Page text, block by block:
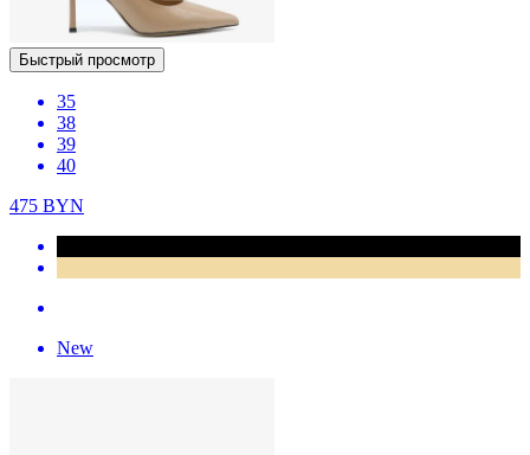
Быстрый просмотр
35
38
39
40
475 BYN
New